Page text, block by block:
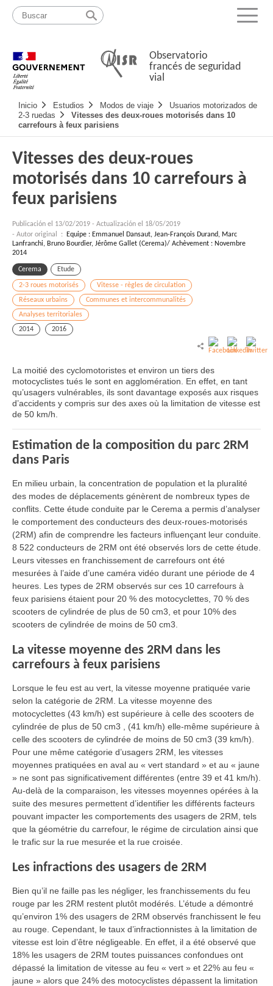
Pasar
contenido
Mapa
web
Menu
Observatorio
francés de seguridad
vial
Navigation
principale
Inicio Estudios Modos de viaje
Usuarios motorizados de
2-3 ruedas
Vitesses des deux-roues motorisés dans 10
carrefours à feux parisiens
Vitesses des deux-roues
motorisés dans 10 carrefours à
feux parisiens
Publicación el 13/02/2019 - Actualización el 18/05/2019
- Autor original :
Equipe : Emmanuel Dansaut, Jean-François Durand, Marc
Lanfranchi, Bruno Bourdier, Jérôme Gallet (Cerema)/ Achèvement : Novembre
2014
Cerema Etude
2-3 roues motorisés
Vitesse - règles de circulation
Réseaux urbains
Communes et intercommunalités
Analyses territoriales
2014
2016
La moitié des cyclomotoristes et environ un tiers des
motocyclistes tués le sont en agglomération. En effet, en tant
qu’usagers vulnérables, ils sont davantage exposés aux risques
d’accidents y compris sur des axes où la limitation de vitesse est
de 50 km/h.
Estimation de la composition du parc 2RM
dans Paris
En milieu urbain, la concentration de population et la pluralité
des modes de déplacements génèrent de nombreux types de
conflits. Cette étude conduite par le Cerema a permis d’analyser
le comportement des conducteurs des deux-roues-motorisés
(2RM) afin de comprendre les facteurs influençant leur conduite.
8 522 conducteurs de 2RM ont été observés lors de cette étude.
Leurs vitesses en franchissement de carrefours ont été
mesurées à l’aide d’une caméra vidéo durant une période de 4
heures. Les types de 2RM observés sur ces 10 carrefours à
feux parisiens étaient pour 20 % des motocyclettes, 70 % des
scooters de cylindrée de plus de 50 cm3, et pour 10% des
scooters de cylindrée de moins de 50 cm3.
La vitesse moyenne des 2RM dans les
carrefours à feux parisiens
Lorsque le feu est au vert, la vitesse moyenne pratiquée varie
selon la catégorie de 2RM. La vitesse moyenne des
motocyclettes (43 km/h) est supérieure à celle des scooters de
cylindrée de plus de 50 cm3 , (41 km/h) elle-même supérieure à
celle des scooters de cylindrée de moins de 50 cm3 (39 km/h).
Pour une même catégorie d’usagers 2RM, les vitesses
moyennes pratiquées en aval au « vert standard » et au « jaune
» ne sont pas significativement différentes (entre 39 et 41 km/h).
Au-delà de la comparaison, les vitesses moyennes opérées à la
suite des mesures permettent d’identifier les différents facteurs
pouvant impacter les comportements des usagers de 2RM, tels
que la géométrie du carrefour, le régime de circulation ainsi que
le trafic sur la rue mesurée et la rue croisée.
Les infractions des usagers de 2RM
Bien qu’il ne faille pas les négliger, les franchissements du feu
rouge par les 2RM restent plutôt modérés. L’étude a démontré
qu’environ 1% des usagers de 2RM observés franchissent le feu
au rouge. Cependant, le taux d’infractionnistes à la limitation de
vitesse est loin d’être négligeable. En effet, il a été observé que
18% les usagers de 2RM toutes puissances confondues ont
dépassé la limitation de vitesse au feu « vert » et 22% au feu «
jaune » alors que 24% des motocyclistes dépassent la limitation